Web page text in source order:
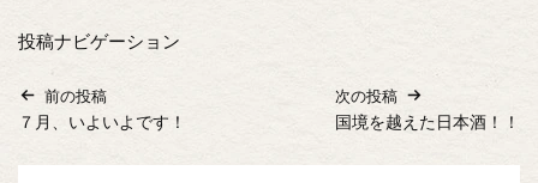
投稿ナビゲーション
前の投稿
７月、いよいよです！
次の投稿
国境を越えた日本酒！！